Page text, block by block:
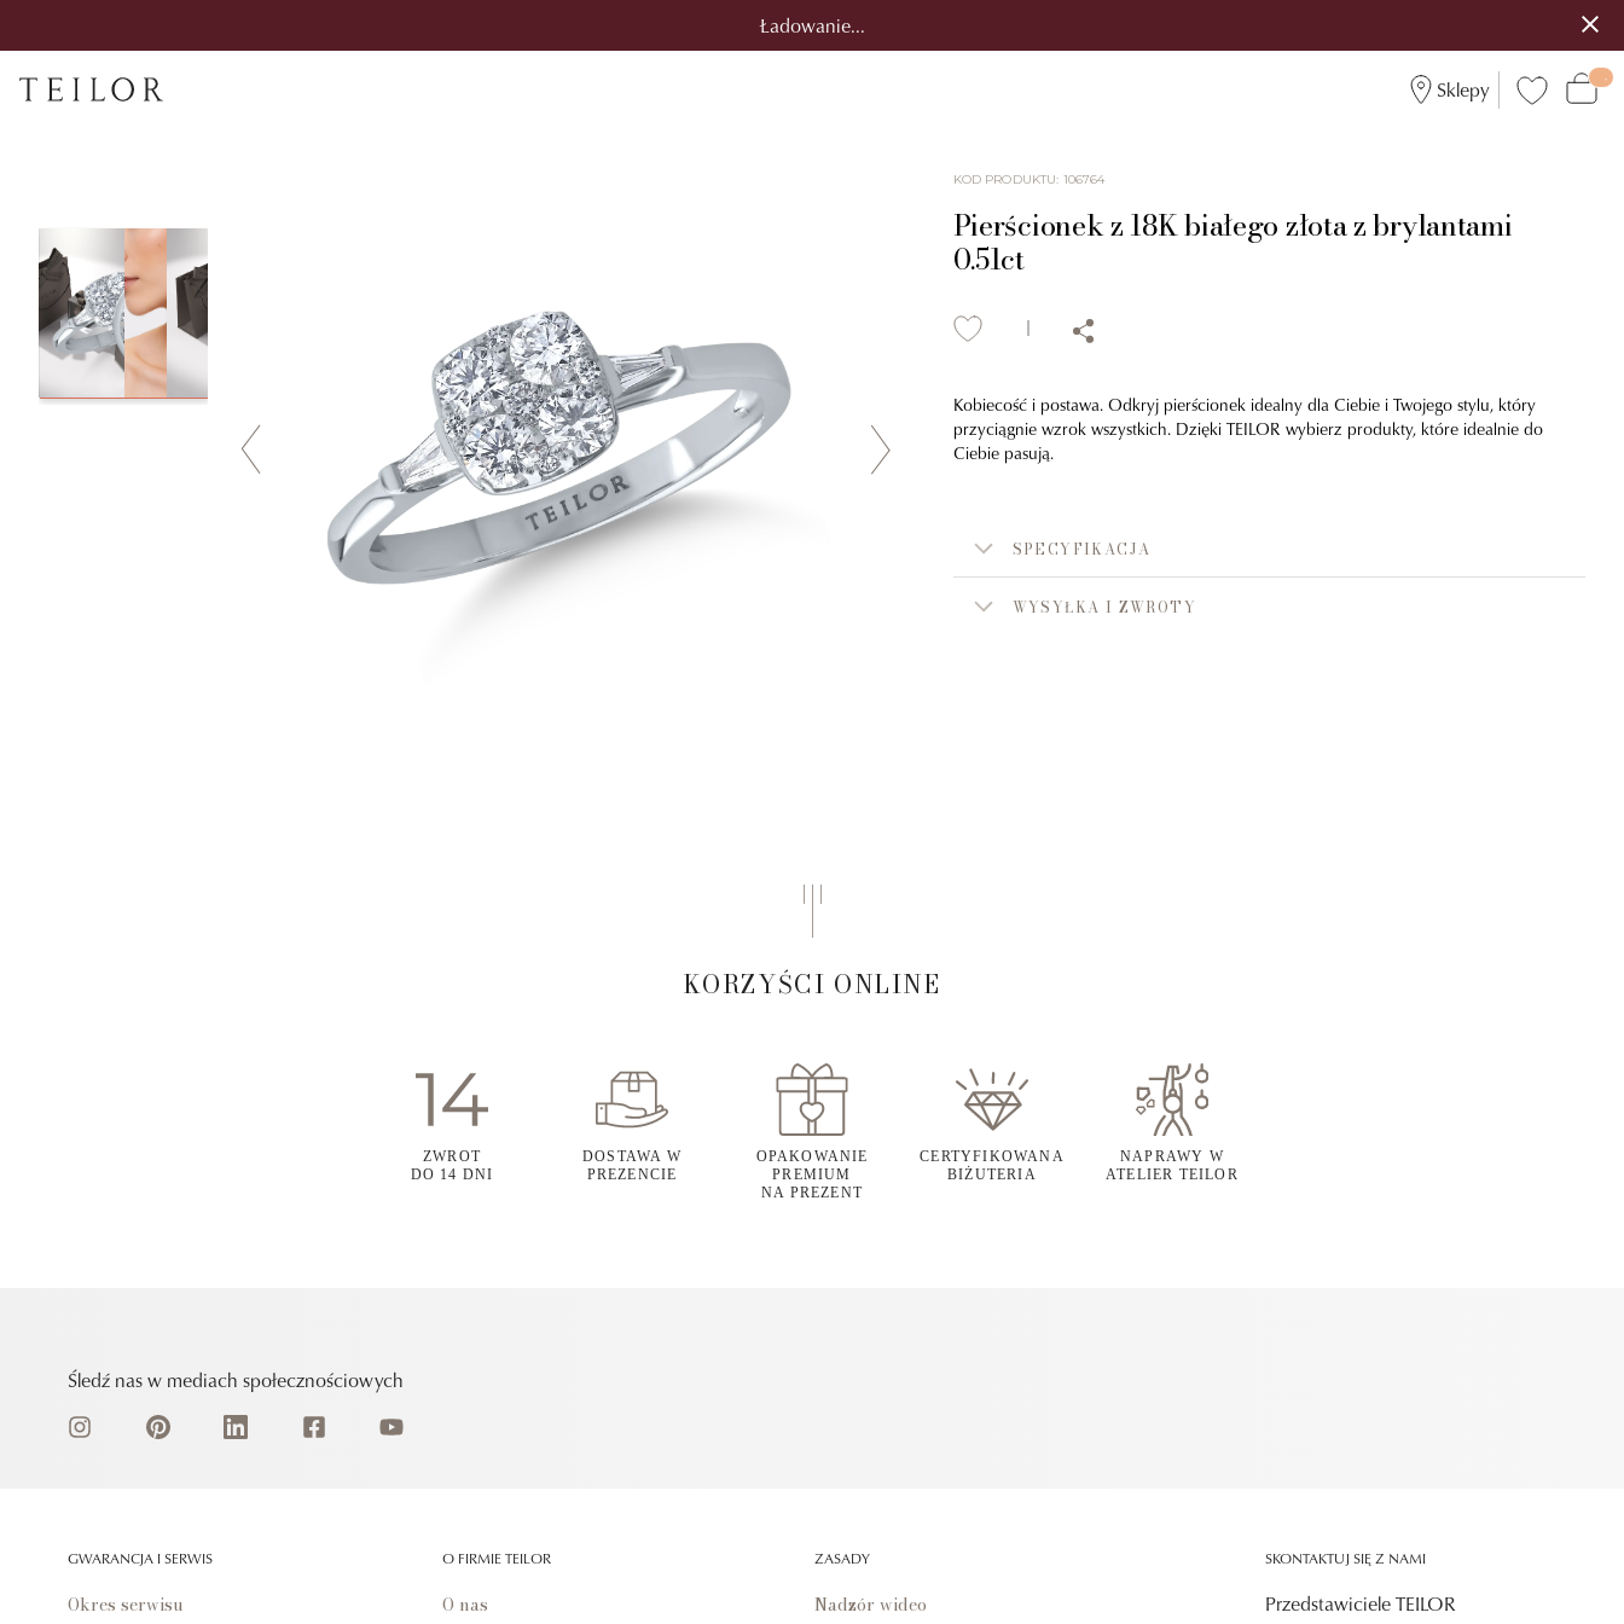
Ładowanie...
Sklepy
KOD PRODUKTU: 106764
Pierścionek z 18K białego złota z brylantami
0.51ct
Kobiecość i postawa. Odkryj pierścionek idealny dla Ciebie i Twojego stylu, który
przyciągnie wzrok wszystkich. Dzięki TEILOR wybierz produkty, które idealnie do
Ciebie pasują.
SPECYFIKACJA
WYSYŁKA I ZWROTY
KORZYŚCI ONLINE
ZWROT
DO 14 DNI
DOSTAWA W
PREZENCIE
OPAKOWANIE
PREMIUM
NA PREZENT
CERTYFIKOWANA
BIŻUTERIA
NAPRAWY W
ATELIER TEILOR
Śledź nas w mediach społecznościowych
GWARANCJA I SERWIS
Okres serwisu
O FIRMIE TEILOR
O nas
ZASADY
Nadzór wideo
SKONTAKTUJ SIĘ Z NAMI
Przedstawiciele TEILOR